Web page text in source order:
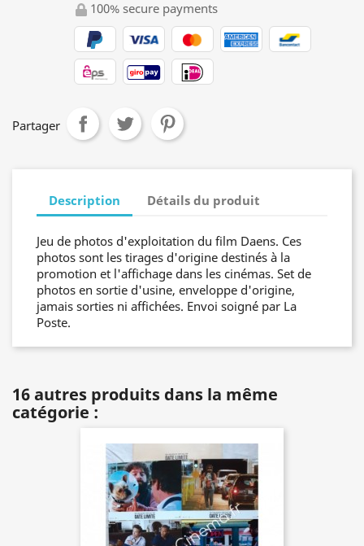
100% secure payments
Partager
Description Détails du produit
Jeu de photos d'exploitation du film Daens. Ces
photos sont les tirages d'origine destinés à la
promotion et l'affichage dans les cinémas. Set de
photos en sortie d'usine, enveloppe d'origine,
jamais sorties ni affichées. Envoi soigné par La
Poste.
16 autres produits dans la même
catégorie :